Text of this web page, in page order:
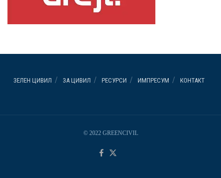
ЗЕЛЕН ЦИВИЛ ЗА ЦИВИЛ РЕСУРСИ ИМПРЕСУМ КОНТАКТ
© 2022 GREENCIVIL